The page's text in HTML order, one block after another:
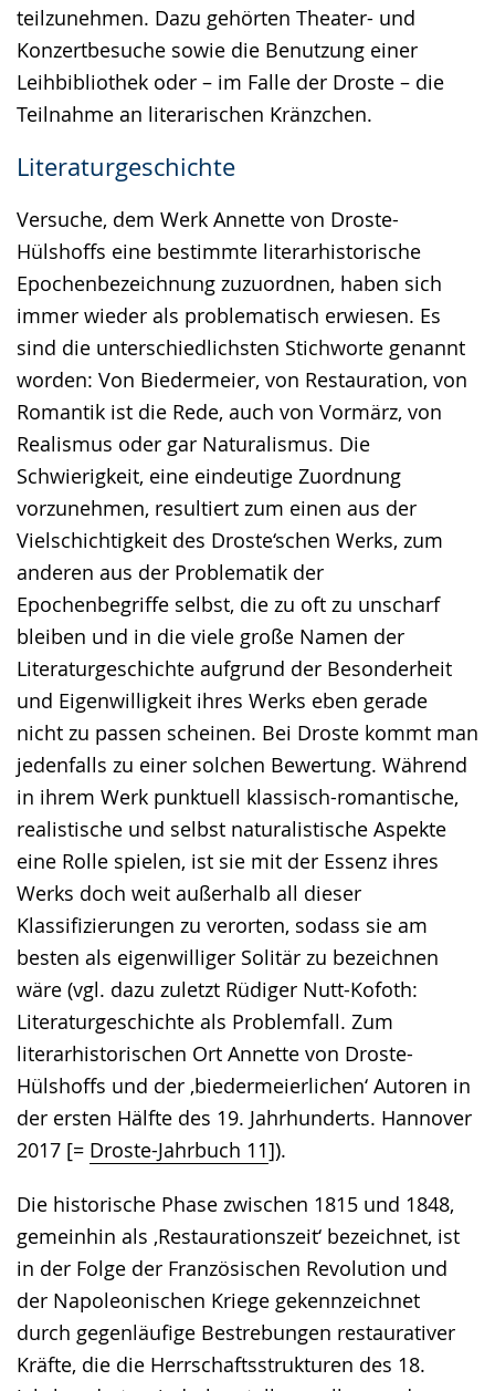
teilzunehmen. Dazu gehörten Theater- und
Konzertbesuche sowie die Benutzung einer
Leihbibliothek oder – im Falle der Droste – die
Teilnahme an literarischen Kränzchen.
Literaturgeschichte
Versuche, dem Werk Annette von Droste-
Hülshoffs eine bestimmte literarhistorische
Epochenbezeichnung zuzuordnen, haben sich
immer wieder als problematisch erwiesen. Es
sind die unterschiedlichsten Stichworte genannt
worden: Von Biedermeier, von Restauration, von
Romantik ist die Rede, auch von Vormärz, von
Realismus oder gar Naturalismus. Die
Schwierigkeit, eine eindeutige Zuordnung
vorzunehmen, resultiert zum einen aus der
Vielschichtigkeit des Droste‘schen Werks, zum
anderen aus der Problematik der
Epochenbegriffe selbst, die zu oft zu unscharf
bleiben und in die viele große Namen der
Literaturgeschichte aufgrund der Besonderheit
und Eigenwilligkeit ihres Werks eben gerade
nicht zu passen scheinen. Bei Droste kommt man
jedenfalls zu einer solchen Bewertung. Während
in ihrem Werk punktuell klassisch-romantische,
realistische und selbst naturalistische Aspekte
eine Rolle spielen, ist sie mit der Essenz ihres
Werks doch weit außerhalb all dieser
Klassifizierungen zu verorten, sodass sie am
besten als eigenwilliger Solitär zu bezeichnen
wäre (vgl. dazu zuletzt Rüdiger Nutt-Kofoth:
Literaturgeschichte als Problemfall. Zum
literarhistorischen Ort Annette von Droste-
Hülshoffs und der ‚biedermeierlichen‘ Autoren in
der ersten Hälfte des 19. Jahrhunderts. Hannover
2017 [= Droste-Jahrbuch 11]).
Die historische Phase zwischen 1815 und 1848,
gemeinhin als ‚Restaurationszeit‘ bezeichnet, ist
in der Folge der Französischen Revolution und
der Napoleonischen Kriege gekennzeichnet
durch gegenläufige Bestrebungen restaurativer
Kräfte, die die Herrschaftsstrukturen des 18.